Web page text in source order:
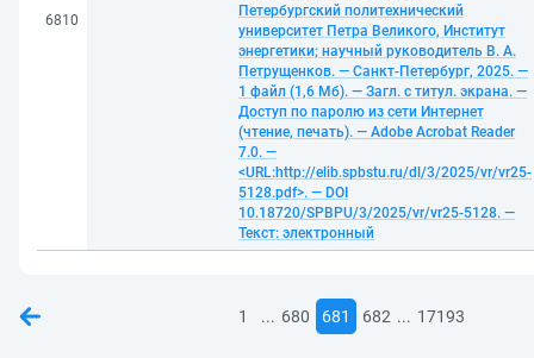
6810
Петербургский политехнический
университет Петра Великого, Институт
энергетики; научный руководитель В. А.
Петрущенков. — Санкт-Петербург, 2025. —
1 файл (1,6 Мб). — Загл. с титул. экрана. —
Доступ по паролю из сети Интернет
(чтение, печать). — Adobe Acrobat Reader
7.0. —
<URL:http://elib.spbstu.ru/dl/3/2025/vr/vr25-
5128.pdf>. — DOI
10.18720/SPBPU/3/2025/vr/vr25-5128. —
Текст: электронный
1 ... 680 681 682 ... 17193